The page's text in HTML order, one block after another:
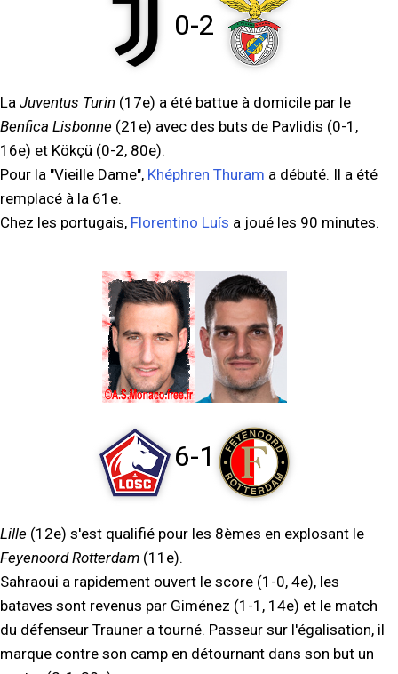
0-2
La Juventus Turin (17e) a été battue à domicile par le
Benfica Lisbonne (21e) avec des buts de Pavlidis (0-1,
16e) et Kökçü (0-2, 80e).
Pour la "Vieille Dame", Khéphren Thuram a débuté. Il a été
remplacé à la 61e.
Chez les portugais, Florentino Luís a joué les 90 minutes.
6-1
Lille (12e) s'est qualifié pour les 8èmes en explosant le
Feyenoord Rotterdam (11e).
Sahraoui a rapidement ouvert le score (1-0, 4e), les
bataves sont revenus par Giménez (1-1, 14e) et le match
du défenseur Trauner a tourné. Passeur sur l'égalisation, il
marque contre son camp en détournant dans son but un